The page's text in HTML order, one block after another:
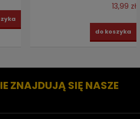
13,99 zł
do koszyka
ZNAJDUJĄ SIĘ NASZE